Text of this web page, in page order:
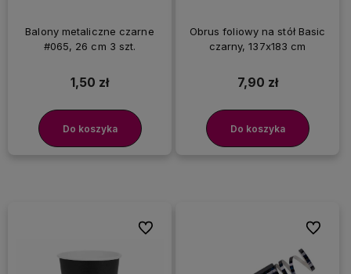
Balony metaliczne czarne
#065, 26 cm 3 szt.
1,50 zł
Do koszyka
Obrus foliowy na stół Basic
czarny, 137x183 cm
7,90 zł
Do koszyka
Do ulubionych Do